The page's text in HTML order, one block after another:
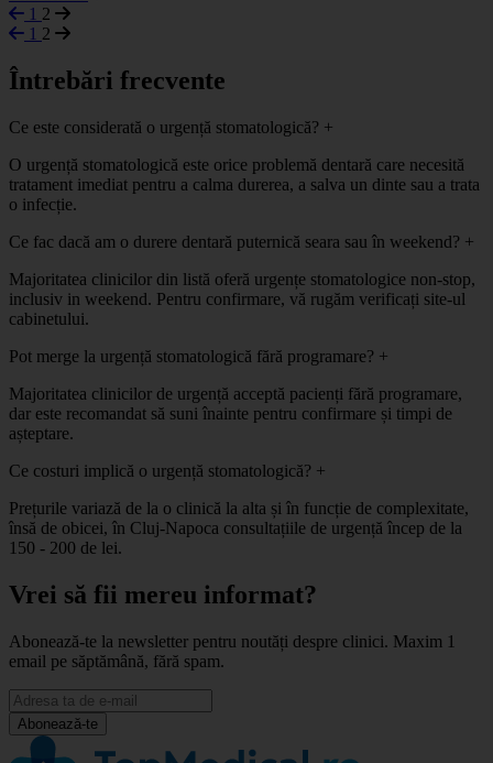
1 2
1 2
Întrebări frecvente
Ce este considerată o urgență stomatologică? +
O urgență stomatologică este orice problemă dentară care necesită
tratament imediat pentru a calma durerea, a salva un dinte sau a trata
o infecție.
Ce fac dacă am o durere dentară puternică seara sau în weekend? +
Majoritatea clinicilor din listă oferă urgențe stomatologice non-stop,
inclusiv in weekend. Pentru confirmare, vă rugăm verificați site-ul
cabinetului.
Pot merge la urgență stomatologică fără programare? +
Majoritatea clinicilor de urgență acceptă pacienți fără programare,
dar este recomandat să suni înainte pentru confirmare și timpi de
așteptare.
Ce costuri implică o urgență stomatologică? +
Prețurile variază de la o clinică la alta și în funcție de complexitate,
însă de obicei, în Cluj-Napoca consultațiile de urgență încep de la
150 - 200 de lei.
Vrei să fii mereu informat?
Abonează-te la newsletter pentru noutăți despre clinici. Maxim 1
email pe săptămână, fără spam.
Abonează-te